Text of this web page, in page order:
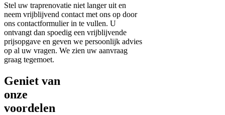
Stel uw traprenovatie niet langer uit en
neem vrijblijvend contact met ons op door
ons contactformulier in te vullen. U
ontvangt dan spoedig een vrijblijvende
prijsopgave en geven we persoonlijk advies
op al uw vragen. We zien uw aanvraag
graag tegemoet.
Geniet van
onze
voordelen